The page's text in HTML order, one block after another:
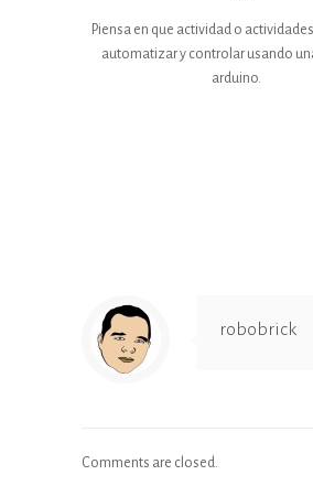
Piensa en que actividad o
automatizar y controlar usando
arduino.
robobrick
Comments are closed.